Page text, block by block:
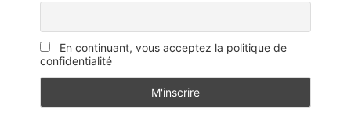
En continuant, vous acceptez la politique de
confidentialité